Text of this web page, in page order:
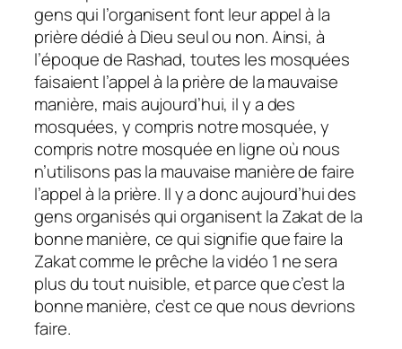
gens qui l’organisent font leur appel à la
prière dédié à Dieu seul ou non. Ainsi, à
l’époque de Rashad, toutes les mosquées
faisaient l’appel à la prière de la mauvaise
manière, mais aujourd’hui, il y a des
mosquées, y compris notre mosquée, y
compris notre mosquée en ligne où nous
n’utilisons pas la mauvaise manière de faire
l’appel à la prière. Il y a donc aujourd’hui des
gens organisés qui organisent la Zakat de la
bonne manière, ce qui signifie que faire la
Zakat comme le prêche la vidéo 1 ne sera
plus du tout nuisible, et parce que c’est la
bonne manière, c’est ce que nous devrions
faire.